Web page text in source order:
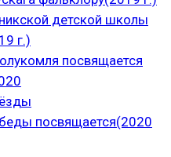
детской школы
г.)
посвящается
посвящается(2020